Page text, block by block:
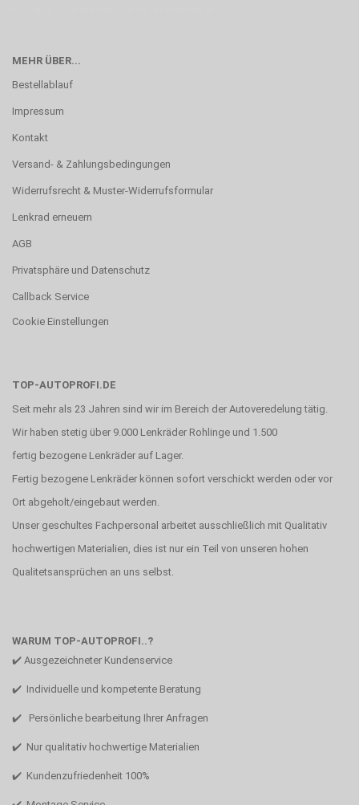
MEHR ÜBER...
Bestellablauf
Impressum
Kontakt
Versand- & Zahlungsbedingungen
Widerrufsrecht & Muster-Widerrufsformular
Lenkrad erneuern
AGB
Privatsphäre und Datenschutz
Callback Service
Cookie Einstellungen
TOP-AUTOPROFI.DE
Seit mehr als 23 Jahren sind wir im Bereich der Autoveredelung tätig.
Wir haben stetig über 9.000 Lenkräder Rohlinge und 1.500
fertig bezogene Lenkräder auf Lager.
Fertig bezogene Lenkräder können sofort verschickt werden oder vor
Ort abgeholt/eingebaut werden.
Unser geschultes Fachpersonal arbeitet ausschließlich mit Qualitativ
hochwertigen Materialien, dies ist nur ein Teil von unseren hohen
Qualitetsansprüchen an uns selbst.
WARUM TOP-AUTOPROFI..?
✔️ Ausgezeichneter Kundenservice
✔️ Individuelle und kompetente Beratung
✔️ Persönliche bearbeitung Ihrer Anfragen
✔️ Nur qualitativ hochwertige Materialien
✔️ Kundenzufriedenheit 100%